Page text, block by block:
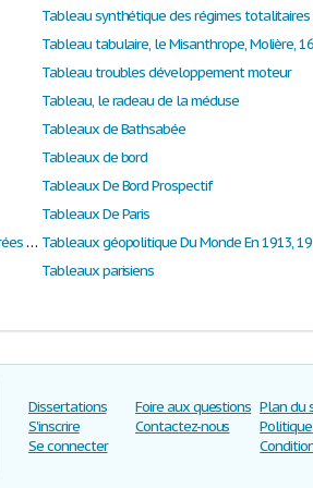
Tableau tabulaire, le Misanthrope, Molière,
Tableau troubles développement moteur
Tableau, le radeau de la méduse
Tableaux de Bathsabée
Tableaux de bord
Tableaux De Bord Prospectif
Tableaux De Paris
Tableaux et graphiques lectures de données chiffrées d’etudes de marchés Tableaux géopolitique Du Monde En 1913,
Tableaux parisiens
Dissertations
S'inscrire
Se connecter
Foire aux questions
Contactez-nous
Plan du